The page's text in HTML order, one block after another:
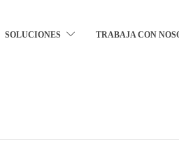
SOLUCIONES TRABAJA CON